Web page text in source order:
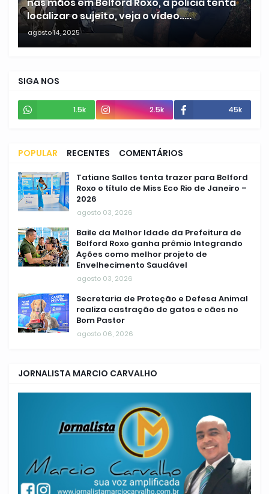
nas mãos em Belford Roxo, a polícia tenta
localizar o sujeito, veja o vídeo.....
agosto 14, 2025
SIGA NOS
1.5k 2.5k 45k
POPULAR RECENTES COMENTÁRIOS
Tatiane Salles tenta trazer para Belford
Roxo o título de Miss Eco Rio de Janeiro –
2026
agosto 03, 2026
Baile da Melhor Idade da Prefeitura de
Belford Roxo ganha prêmio Integrando
Ações como melhor projeto de
Envelhecimento Saudável
agosto 03, 2026
Secretaria de Proteção e Defesa Animal
realiza castração de gatos e cães no
Bom Pastor
agosto 06, 2026
JORNALISTA MARCIO CARVALHO